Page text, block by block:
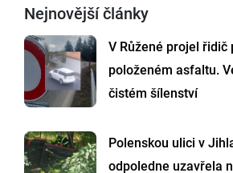
Nejnovější články
V Růžené projel řidič
položeném asfaltu.
čistém šílenství
Polenskou ulici v
odpoledne uzavřela